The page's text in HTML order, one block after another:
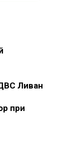
Ливан
при